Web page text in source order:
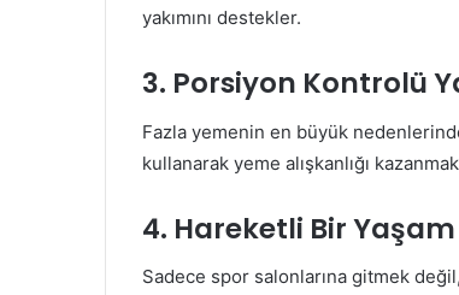
yakımını destekler.
3. Porsiyon Kontrolü
Fazla yemenin en büyük
kullanarak yeme alışkanlığı
4. Hareketli Bir
Sadece spor salonlarına gitmek